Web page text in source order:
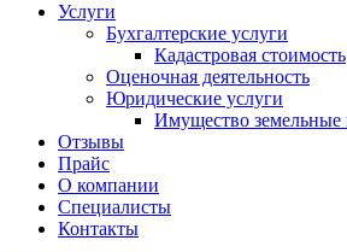
Услуги
Бухгалтерские услуги
Кадастровая стоимость
Оценочная деятельность
Юридические услуги
Имущество земельные
Отзывы
Прайс
О компании
Специалисты
Контакты